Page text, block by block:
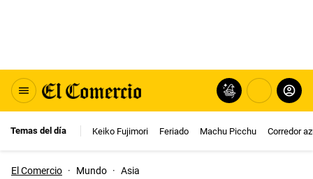
Temas del día Keiko Fujimori Feriado Machu Picchu Corredor
El Comercio · Mundo · Asia